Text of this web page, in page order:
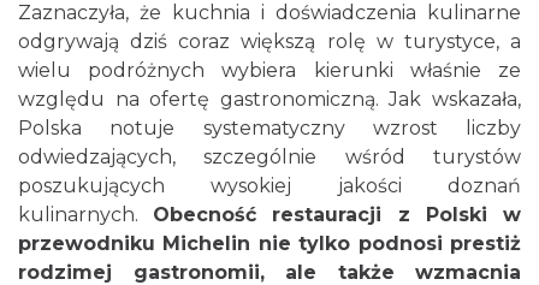
Zaznaczyła, że kuchnia i doświadczenia kulinarne
odgrywają dziś coraz większą rolę w turystyce, a
wielu podróżnych wybiera kierunki właśnie ze
względu na ofertę gastronomiczną. Jak wskazała,
Polska notuje systematyczny wzrost liczby
odwiedzających, szczególnie wśród turystów
poszukujących wysokiej jakości doznań
kulinarnych. Obecność restauracji z Polski w
przewodniku Michelin nie tylko podnosi prestiż
rodzimej gastronomii, ale także wzmacnia